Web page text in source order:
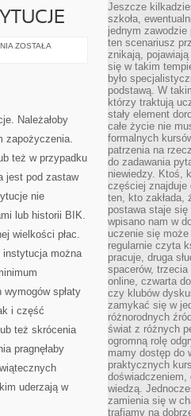
TO
NAJPOPULARNIEJSZYCH
ZOSTAŁA
Należałoby
zapożyczenia.
też w przypadku
jest pod zastaw
nie
lub historii BIK.
wielkości płac.
instytucja można
spłaty
i część
też skrócenia
pragnęłaby
uderzają w
Jeszcze
szkoła,
jednym
ten scenariusz
znikają,
się w takim
było
podstawą. W
którzy traktują
stały element
całe życie nie
formalnych
patrzenia na
do zadawania
niewiedzy. Ktoś,
częściej znajduje
ten, kto zakłada,
postawa staje
wpisano nam w
uczenie się
regularnie czyta
pracuje, druga
spacerów,
online, czwarta
czy klubów
zamykać się w
różnorodnych
świat z różnych
ogromną rolę
mamy dostęp do
praktycznych
doświadczeniem,
wiedzą.
zamienia się w
trafiamy na